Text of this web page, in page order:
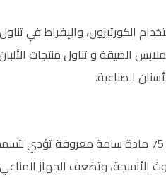
الكورتيزون، والإفراط في
الضيقة و تناول منتجات
الصناعية.
تنتج خلية الكانديدا أكثر من 75 مادة
الأنسجة، وتضعف الجهاز المناعي،